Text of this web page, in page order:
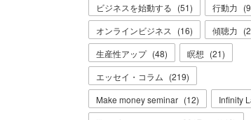
ビジネスを始動する (51) 行動力 (
オンラインビジネス
(16) 傾聴力 (
生産性アップ (48) 瞑想 (21)
エッセイ・コラム (219)
Make money seminar (12) Infinity